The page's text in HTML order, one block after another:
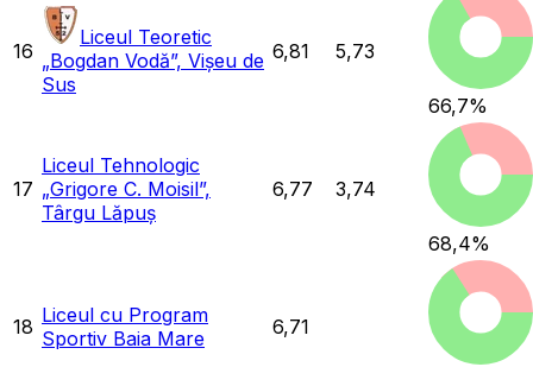
16
Liceul Teoretic
„Bogdan Vodă”, Vișeu de
Sus
6,81 5,73
66,7%
17
Liceul Tehnologic
„Grigore C. Moisil”,
Târgu Lăpuș
6,77 3,74
68,4%
18 Liceul cu Program
Sportiv Baia Mare
6,71